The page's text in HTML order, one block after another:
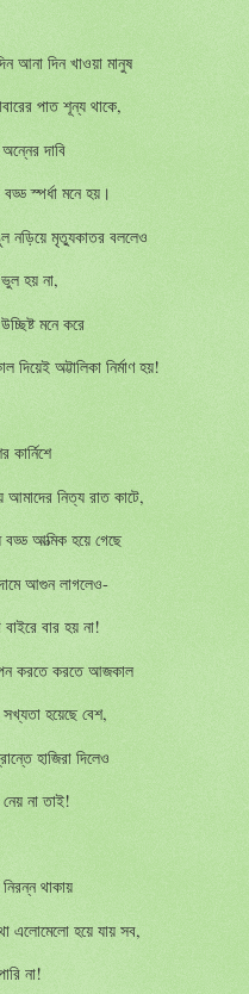
আনা দিন খাওয়া মানুষ
পাত শূন্য থাকে,
অন্নের দাবি
বড্ড স্পর্ধা মনে হয়।
নড়িয়ে মৃত্যুকাতর বললেও
ভুল হয় না,
উচ্ছিষ্ট মনে করে
দিয়েই অট্টালিকা নির্মাণ হয়!
কার্নিশে
আমাদের নিত্য রাত কাটে,
বড্ড আত্মিক হয়ে গেছে
আগুন লাগলেও-
বাইরে বার হয় না!
করতে করতে আজকাল
সখ্যতা হয়েছে বেশ,
হাজিরা দিলেও
নেয় না তাই!
নিরন্ন থাকায়
এলোমেলো হয়ে যায় সব,
না!